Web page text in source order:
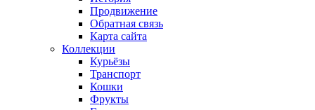
Продвижение
Обратная связь
Карта сайта
Коллекции
Курьёзы
Транспорт
Кошки
Фрукты